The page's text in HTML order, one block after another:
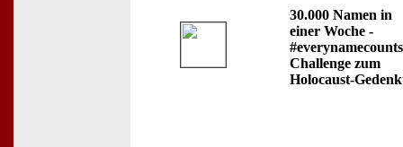
30.000 Namen in
einer Woche -
Challenge zum
Holocaust-